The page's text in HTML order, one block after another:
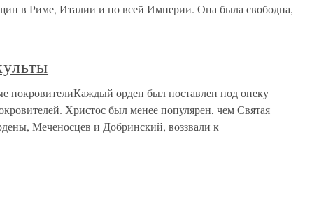
в Риме, Италии и по всей Империи. Она была свободна,
покровителиКаждый орден был поставлен под опеку
Христос был менее популярен, чем Святая
Меченосцев и Добринский, воззвали к